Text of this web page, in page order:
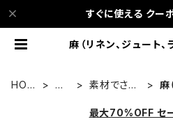
すぐに使える クー
麻（リネン、ジュート
HOM
古
素材でさが
麻
最大70%OFF セ